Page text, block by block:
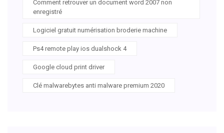
Comment retrouver un document word 2007 non
enregistré
Logiciel gratuit numérisation broderie machine
Ps4 remote play ios dualshock 4
Google cloud print driver
Clé malwarebytes anti malware premium 2020